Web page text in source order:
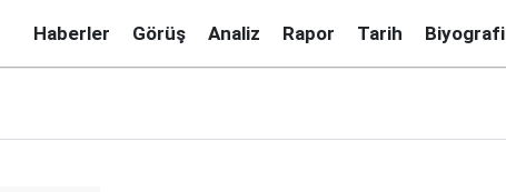
Haberler Görüş Analiz Rapor Tarih Biyografi